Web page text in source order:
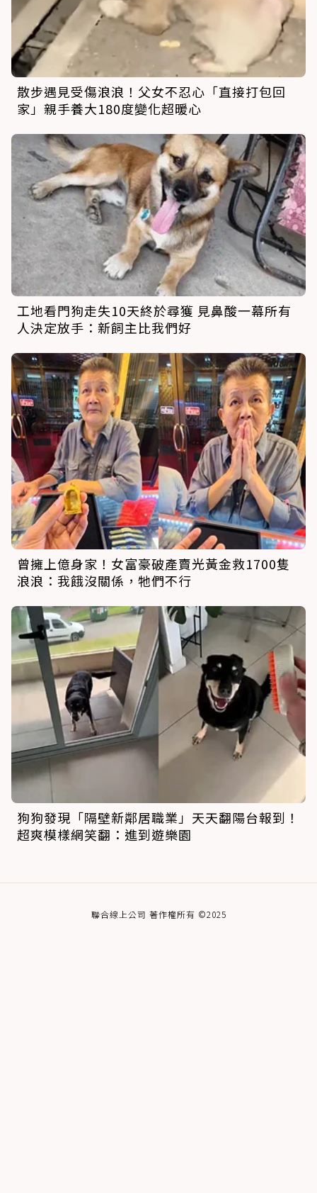
散步遇見受傷浪浪！父女不忍心「直接打包回
家」親手養大180度變化超暖心
工地看門狗走失10天終於尋獲 見鼻酸一幕所有
人決定放手：新飼主比我們好
曾擁上億身家！女富豪破產賣光黃金救1700隻
浪浪：我餓沒關係，牠們不行
狗狗發現「隔壁新鄰居職業」天天翻陽台報到！
超爽模樣網笑翻：進到遊樂園
聯合線上公司 著作權所有 ©2025